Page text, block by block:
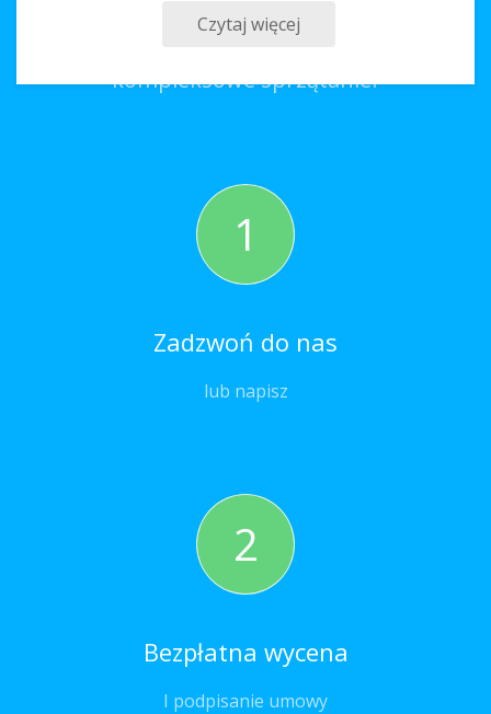
Czytaj więcej
kompleksowe sprzątanie?
1
Zadzwoń do nas
lub napisz
2
Bezpłatna wycena
I podpisanie umowy